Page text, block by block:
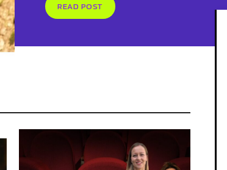
READ POST